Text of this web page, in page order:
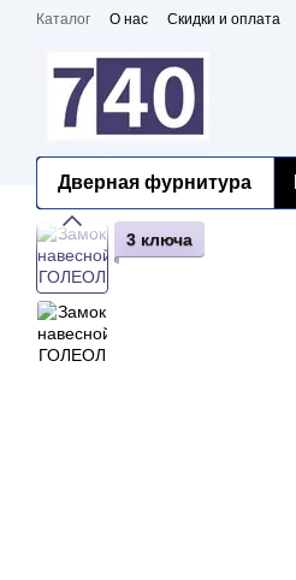
Перейти к основному контенту
Каталог О нас Скидки и оплата
Дверная фурнитура
3 ключа